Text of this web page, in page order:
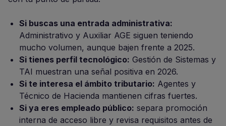
Si buscas una entrada administrativa:
Administrativo y Auxiliar AGE siguen teniendo
mucho volumen, aunque bajen frente a 2025.
Si tienes perfil tecnológico: Gestión de Sistemas y
TAI muestran una señal positiva en 2026.
Si te interesa el ámbito tributario: Agentes y
Técnico de Hacienda mantienen cifras fuertes.
Si ya eres empleado público: separa promoción
interna de acceso libre y revisa requisitos antes de